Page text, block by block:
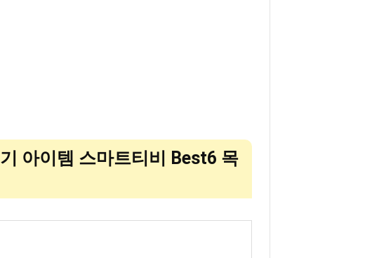
아이템 스마트티비 Best6 목